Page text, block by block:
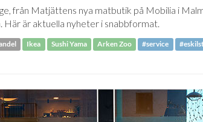
från Matjättens nya matbutik på Mobilia i
Här är aktuella nyheter i snabbformat.
Ikea Sushi Yama Arken Zoo #service